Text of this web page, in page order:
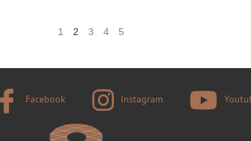
1 2 3 4 5
Facebook Instagram